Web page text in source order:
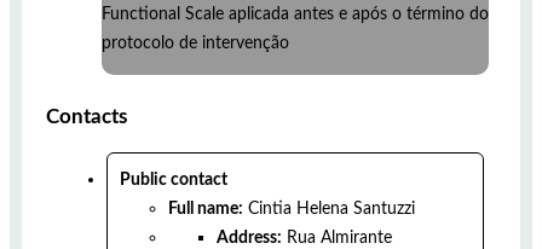
Functional Scale aplicada antes e após o término do
protocolo de intervenção
Contacts
Public contact
Full name: Cintia Helena Santuzzi
Address: Rua Almirante